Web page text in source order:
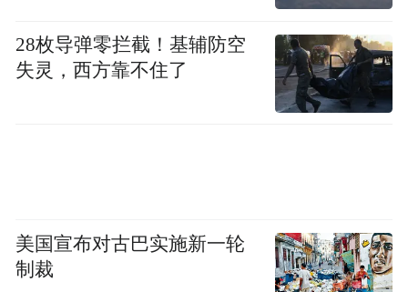
28枚导弹零拦截！基辅防空
失灵，西方靠不住了
美国宣布对古巴实施新一轮
制裁